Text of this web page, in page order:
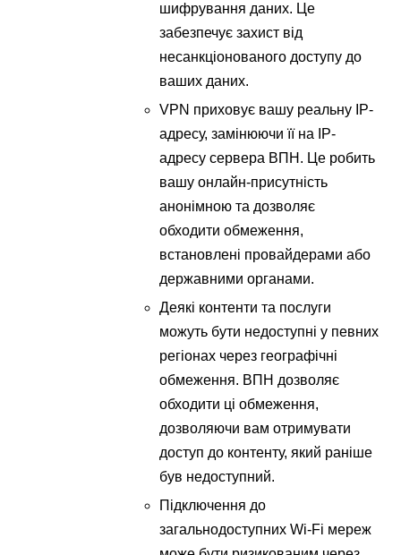
шифрування даних. Це
забезпечує захист від
несанкціонованого доступу до
ваших даних.
VPN приховує вашу реальну IP-
адресу, замінюючи її на IP-
адресу сервера ВПН. Це робить
вашу онлайн-присутність
анонімною та дозволяє
обходити обмеження,
встановлені провайдерами або
державними органами.
Деякі контенти та послуги
можуть бути недоступні у певних
регіонах через географічні
обмеження. ВПН дозволяє
обходити ці обмеження,
дозволяючи вам отримувати
доступ до контенту, який раніше
був недоступний.
Підключення до
загальнодоступних Wi-Fi мереж